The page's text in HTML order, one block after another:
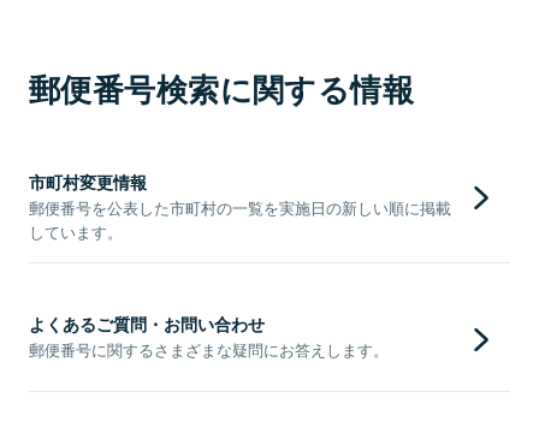
郵便番号検索に関する情報
市町村変更情報
郵便番号を公表した市町村の一覧を実施日の新しい順に掲載
しています。
よくあるご質問・お問い合わせ
郵便番号に関するさまざまな疑問にお答えします。